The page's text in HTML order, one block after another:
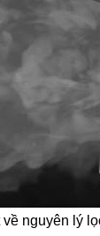
nguyên lý